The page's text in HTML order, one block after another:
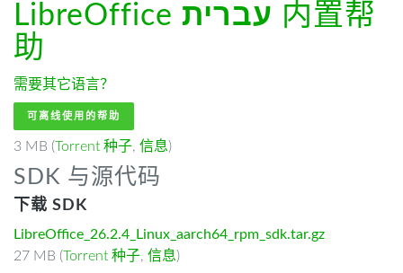
LibreOffice עברית 内置帮
助
需要其它语言？
可离线使用的帮助
3 MB (Torrent 种子, 信息)
SDK 与源代码
下载 SDK
LibreOffice_26.2.4_Linux_aarch64_rpm_sdk.tar.gz
27 MB (Torrent 种子, 信息)